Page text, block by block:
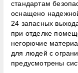
стандартам
оснащено
24 запасных
при отделке
негорючие
для людей с
предусмотрены